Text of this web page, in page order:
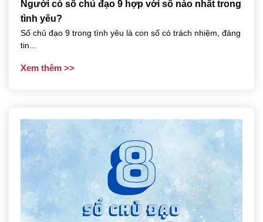
Người có số chủ đạo 9 hợp với số nào nhất trong
tình yêu?
Số chủ đạo 9 trong tình yêu là con số có trách nhiệm, đáng
tin...
Xem thêm